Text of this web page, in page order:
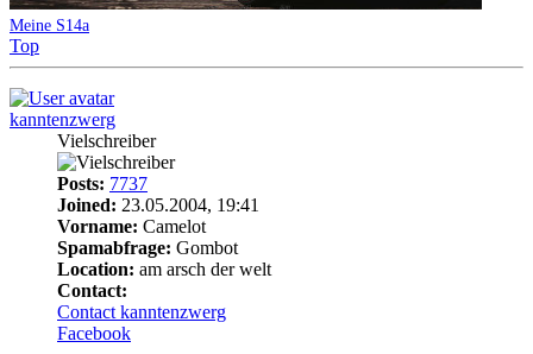
Meine S14a
Top
kanntenzwerg
Vielschreiber
Posts: 7737
Joined: 23.05.2004, 19:41
Vorname: Camelot
Spamabfrage: Gombot
Location: am arsch der welt
Contact:
Contact kanntenzwerg
Facebook